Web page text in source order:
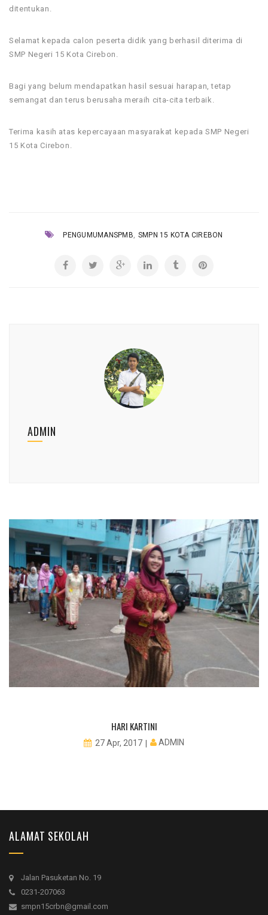
ditentukan.
Selamat kepada calon peserta didik yang berhasil diterima di
SMP Negeri 15 Kota Cirebon.
Bagi yang belum mendapatkan hasil sesuai harapan, tetap
semangat dan terus berusaha meraih cita-cita terbaik.
Terima kasih atas kepercayaan masyarakat kepada SMP Negeri
15 Kota Cirebon.
PENGUMUMANSPMB SMPN 15 KOTA CIREBON
ADMIN
HARI KARTINI
27 Apr, 2017 ADMIN
ALAMAT SEKOLAH
Jalan Pasuketan No. 19
0231-207063
smpn15crbn@gmail.com